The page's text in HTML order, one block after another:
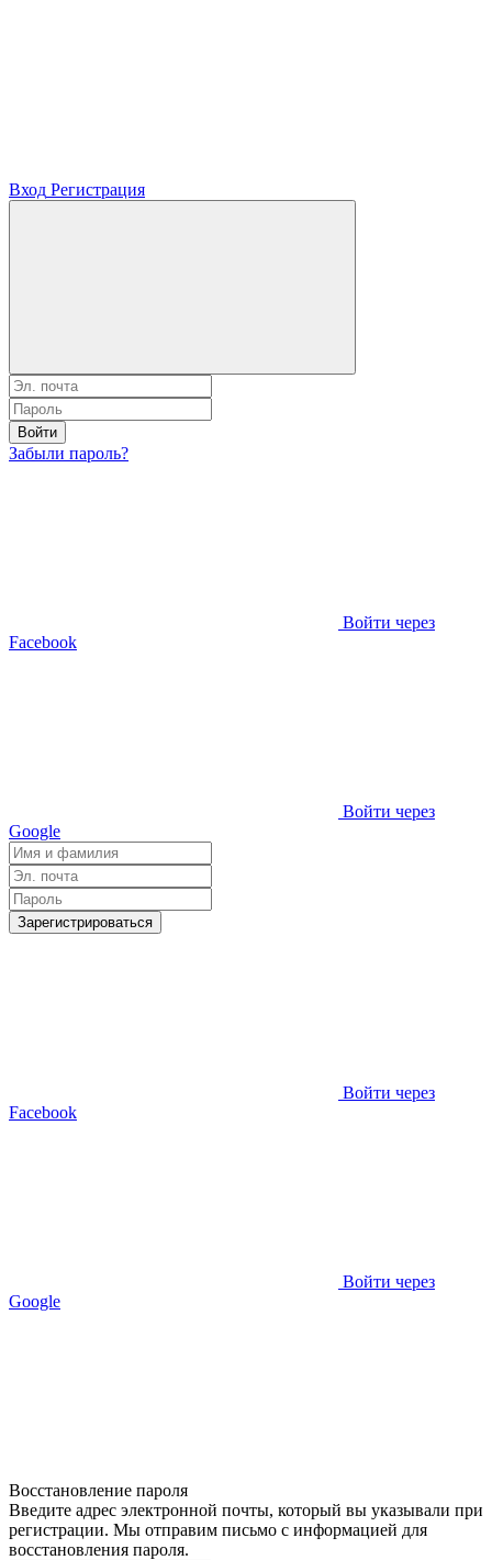
Вход Регистрация
Войти
Забыли пароль?
Войти через
Facebook
Войти через
Google
Зарегистрироваться
Войти через
Facebook
Войти через
Google
Восстановление пароля
Введите адрес электронной почты, который вы указывали при
регистрации. Мы отправим письмо с информацией для
восстановления пароля.